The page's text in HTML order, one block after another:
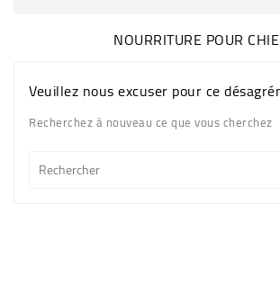
BOISSON
HYGIÈNE
NOURRITURE POUR
Veuillez nous excuser pour ce
Recherchez à nouveau ce que vous cherchez